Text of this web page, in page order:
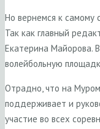
Но вернемся к самому
Так как главный
Екатерина Майорова.
волейбольную
Отрадно, что на
поддерживает и
участие во всех